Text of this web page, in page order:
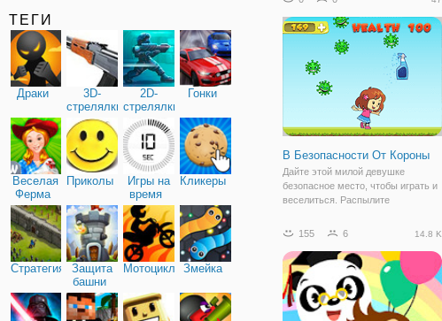
ТЕГИ
Драки
3D-
стрелялки
2D-
стрелялки
Гонки
Веселая
Ферма
Приколы
Игры на
время
Кликеры
Стратегия
Защита
башни
МотоциклыЗмейка
В Безопасности От Короны
Дайте этой милой девушке
безопасное место, чтобы играть и
веселиться. Распылите
чтобы уничтожить коронавирус
часто мойте руки и носите
защитные средства, хорошо
155 6 14.8 K